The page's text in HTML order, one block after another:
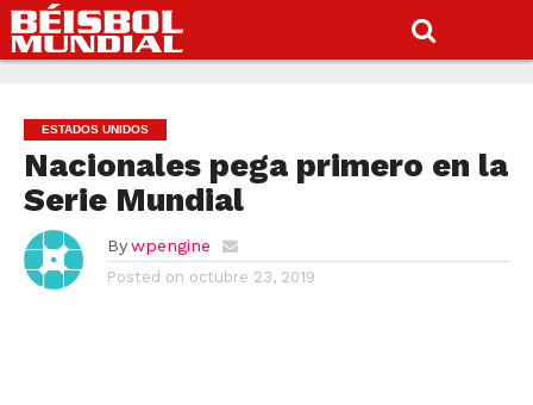
ESTADOS UNIDOS
Nacionales pega primero en la
Serie Mundial
By wpengine
Posted on octubre 23, 2019